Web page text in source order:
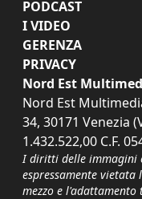
PODCAST
I VIDEO
GERENZA
PRIVACY
Nord Est
Nord Est
34, 30171 Venezia
1.432.522,00 C.F.
I diritti delle immagini
espressamente
mezzo e l'adattamento